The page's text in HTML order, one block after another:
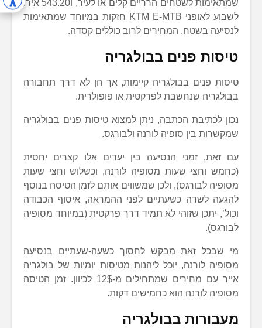
שמתאימות לשטחים הרריים קלים או לעיר, ו543.20 אירו
לשבוע לאופני KTM E-MTB חזקות במיוחד שמתאימות
לנסיעה בשטח. המחירים לרוב כוללים קסדה.
טיסות פנים בבולגריה
טיסות פנים בבולגריה קיימות, אך הן לא דרך תחבורה
בבולגריה שנחשבת לפרקטית או פופולרית.
נכון לכתיבת הכתבה, ניתן למצוא טיסות פנים בבולגריה
שמקשרות בין סופיה לורנה ולבורגס.
עם זאת, זמני הנסיעה בין יעדים אלו קצרים יחסית
(כחמש וחצי שעות מסופיה לורנה, וכשלוש וחצי שעות
מסופיה לבורגס), ולכן שמשווים אותם לזמן הטיסה בנוסף
להגעה לשדה כשעתיים לפני ההמראה, איסוף הכבודה
וכול’, יתכן שזוהי לא תמיד דרך פרקטית (במיוחד מסופיה
לבורגס).
מי שבכל זאת מבקש לחסוך כשעה-שעתיים בנסיעה
מסופיה לורנה, יוכל ליהנות מטיסות יומיות של בולגריה
אייר עם מחירים שמתחילים מ-12$ לכיוון. זמן הטיסה
מסופיה לורנה הוא כחמישים דקות.
מעבורות בבולגריה